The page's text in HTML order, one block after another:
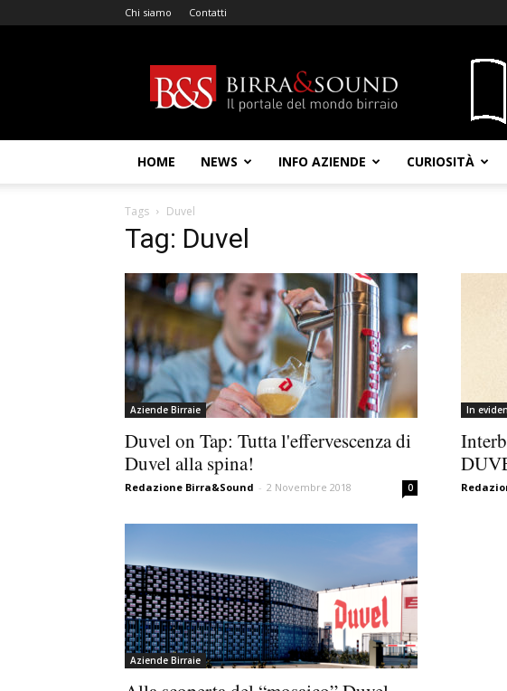
Chi siamo Contatti
&
Sound
HOME NEWS INFO AZIENDE CURIOSITÀ
Tags Duvel
Tag: Duvel
Aziende Birraie
Duvel on Tap: Tutta l'effervescenza di
Duvel alla spina!
Redazione Birra&Sound - 2 Novembre 2018 0
In
Aziende Birraie